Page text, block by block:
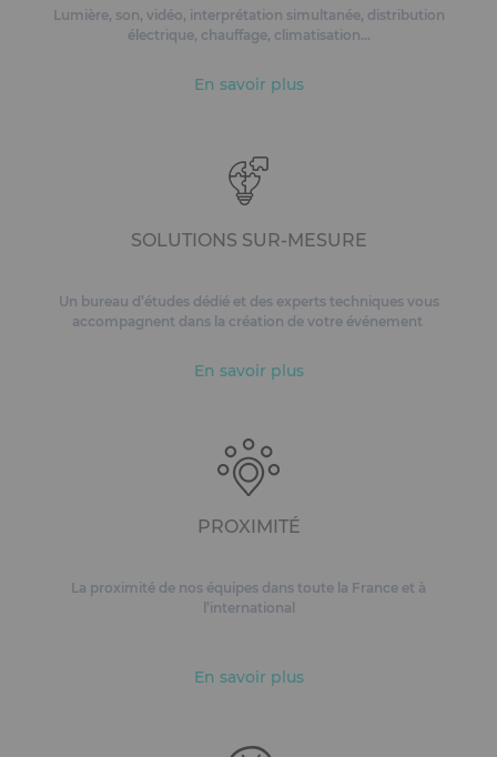
Lumière, son, vidéo, interprétation simultanée, distribution
électrique, chauffage, climatisation...
En savoir plus
SOLUTIONS SUR-MESURE
Un bureau d’études dédié et des experts techniques vous
accompagnent dans la création de votre événement
En savoir plus
PROXIMITÉ
La proximité de nos équipes dans toute la France et à
l’international
En savoir plus